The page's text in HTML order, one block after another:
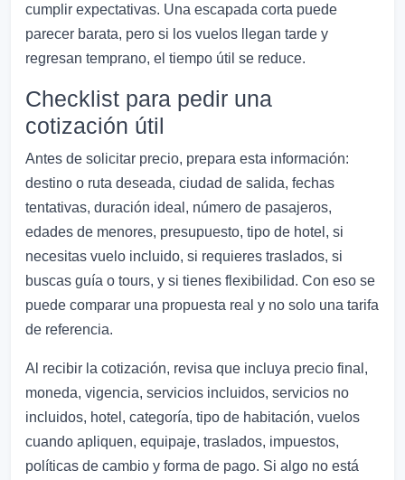
cumplir expectativas. Una escapada corta puede
parecer barata, pero si los vuelos llegan tarde y
regresan temprano, el tiempo útil se reduce.
Checklist para pedir una
cotización útil
Antes de solicitar precio, prepara esta información:
destino o ruta deseada, ciudad de salida, fechas
tentativas, duración ideal, número de pasajeros,
edades de menores, presupuesto, tipo de hotel, si
necesitas vuelo incluido, si requieres traslados, si
buscas guía o tours, y si tienes flexibilidad. Con eso se
puede comparar una propuesta real y no solo una tarifa
de referencia.
Al recibir la cotización, revisa que incluya precio final,
moneda, vigencia, servicios incluidos, servicios no
incluidos, hotel, categoría, tipo de habitación, vuelos
cuando apliquen, equipaje, traslados, impuestos,
políticas de cambio y forma de pago. Si algo no está